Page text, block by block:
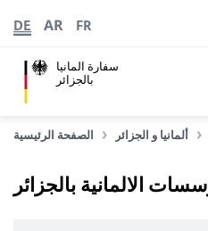
سفارة المانيا
بالجزائر
DE AR FR
الصفحة الرئيسية ألمانيا و الجزائر
الالمانية بالجزائر